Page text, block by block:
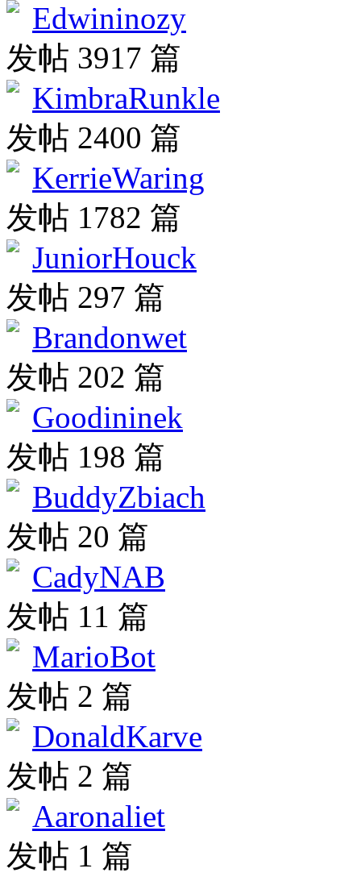
Edwininozy
发帖 3917 篇
KimbraRunkle
发帖 2400 篇
KerrieWaring
发帖 1782 篇
JuniorHouck
发帖 297 篇
Brandonwet
发帖 202 篇
Goodininek
发帖 198 篇
BuddyZbiach
发帖 20 篇
CadyNAB
发帖 11 篇
MarioBot
发帖 2 篇
DonaldKarve
发帖 2 篇
Aaronaliet
发帖 1 篇